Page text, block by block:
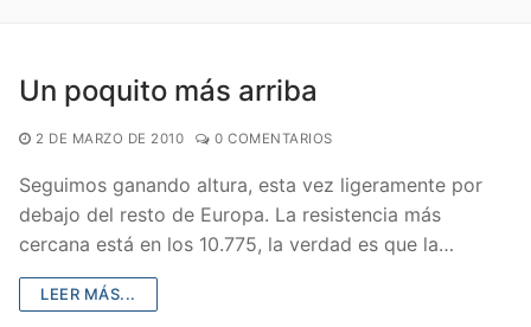
Un poquito más arriba
2 DE MARZO DE 2010 0 COMENTARIOS
Seguimos ganando altura, esta vez ligeramente por
debajo del resto de Europa. La resistencia más
cercana está en los 10.775, la verdad es que la…
LEER MÁS...